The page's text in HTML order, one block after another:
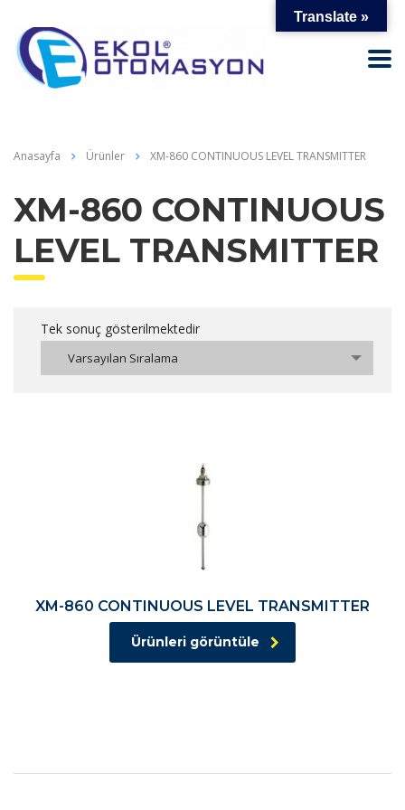
Anasayfa Ürünler XM-860 CONTINUOUS LEVEL TRANSMITTER
XM-860 CONTINUOUS
LEVEL TRANSMITTER
Tek sonuç gösterilmektedir
Varsayılan Sıralama
XM-860 CONTINUOUS LEVEL TRANSMITTER
Ürünleri görüntüle
Translate »